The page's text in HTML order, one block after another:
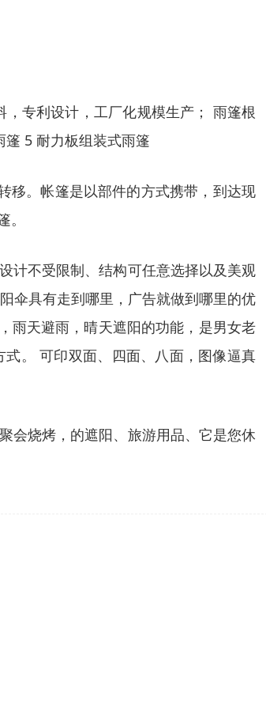
专利设计，工厂化规模生产； 雨篷根
5 耐力板组装式雨篷
移。帐篷是以部件的方式携带，到达现
计不受限制、结构可任意选择以及美观
伞具有走到哪里，广告就做到哪里的优
雨天避雨，晴天遮阳的功能，是男女老
。 可印双面、四面、八面，图像逼真
会烧烤，的遮阳、旅游用品、它是您休